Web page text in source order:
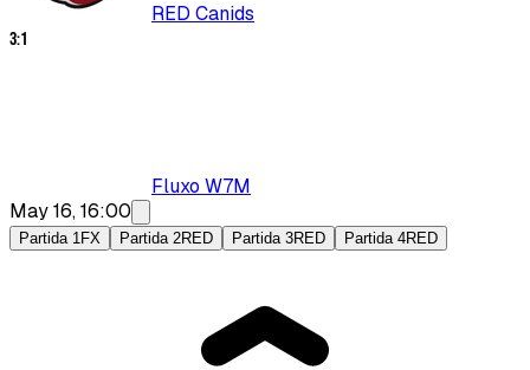
RED Canids
3:1
Fluxo W7M
May 16, 16:00
Partida 1FX Partida 2RED Partida 3RED Partida 4RED